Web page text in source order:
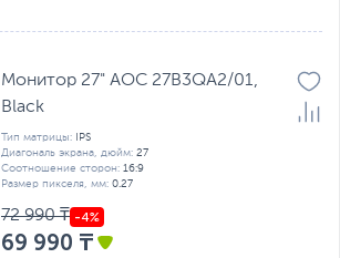
Монитор 27" AOC 27B3QA2/01,
Black
Тип матрицы:
IPS
Диагональ экрана, дюйм: 27
Соотношение сторон: 16:9
Размер пикселя, мм: 0.27
72 990 ₸
69 990 ₸